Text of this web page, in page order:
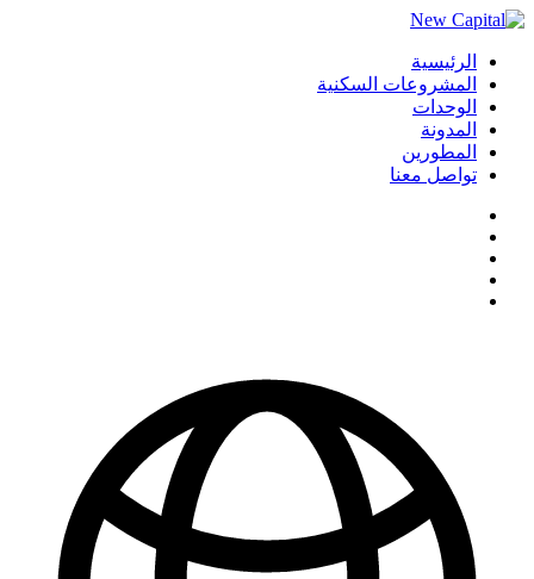
الرئيسية
المشروعات السكنية
الوحدات
المدونة
المطورين
تواصل معنا